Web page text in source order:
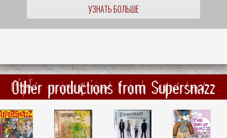
УЗНАТЬ БОЛЬШЕ
Other productions from Supersnazz